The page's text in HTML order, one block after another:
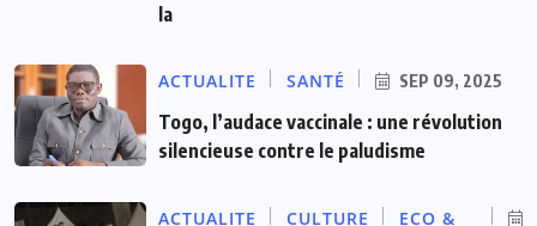
la
ACTUALITE SANTÉ SEP 09, 2025
Togo, l’audace vaccinale : une révolution
silencieuse contre le paludisme
ACTUALITE CULTURE ECO &